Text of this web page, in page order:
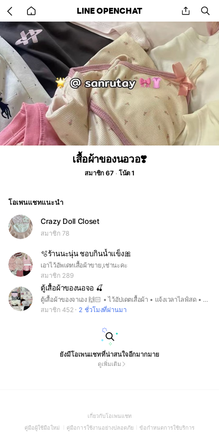
back
to
home
LINE OPENCHAT share
เสื้อผ้าของนอวอ❣️
สมาชิก 67 โน้ต 1
โอเพนแชทแนะนำ
Crazy Doll Closet
สมาชิก 78
🫧ร้านนะนุ่น ชอบกินน้ำแข็ง🎀
เอาไว้อัพเดทเสื้อผ้าขาย,เช่านะคะ
สมาชิก 289
ตู้เสื้อผ้าของนอจอ 🍒
ตู้เสื้อผ้าของจาเอง 🙌🏻 • ไว้อัปเดตเสื้อผ้า • แจ้งเวลาไลฟ์สด • แจ้งเลขพัสดุ ยินดีต้อนรับทุกคนเลยค่า 🙇🏻‍♀️💖
สมาชิก 452
2 ชั่วโมงที่ผ่านมา
ยังมีโอเพนแชทที่น่าสนใจอีกมากมาย
ดูเพิ่มเติม
เกี่ยวกับโอเพนแชท(Open
in
คู่มือผู้ใช้มือใหม่
(Open
คู่มือการใช้งานอย่างปลอดภัย(Open
ข้อกำหนดการใช้บริการ(Open